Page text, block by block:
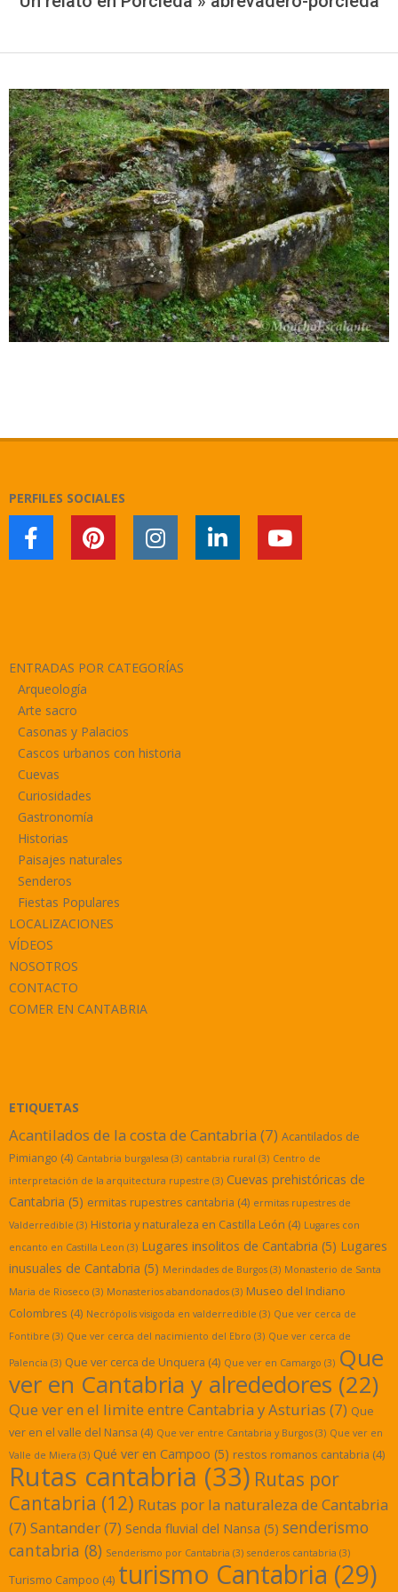
PERFILES SOCIALES
ENTRADAS POR CATEGORÍAS
Arqueología
Arte sacro
Casonas y Palacios
Cascos urbanos con historia
Cuevas
Curiosidades
Gastronomía
Historias
Paisajes naturales
Senderos
Fiestas Populares
LOCALIZACIONES
VÍDEOS
NOSOTROS
CONTACTO
COMER EN CANTABRIA
ETIQUETAS
Acantilados de la costa de Cantabria (7) Acantilados de
Pimiango (4) Cantabria burgalesa (3) cantabria rural (3) Centro de
interpretación de la arquitectura rupestre (3) Cuevas prehistóricas de
Cantabria (5) ermitas rupestres cantabria (4) ermitas rupestres de
Valderredible (3) Historia y naturaleza en Castilla León (4) Lugares con
encanto en Castilla Leon (3) Lugares insolitos de Cantabria (5) Lugares
inusuales de Cantabria (5) Merindades de Burgos (3) Monasterio de Santa
Maria de Rioseco (3) Monasterios abandonados (3) Museo del Indiano
Colombres (4) Necrópolis visigoda en valderredible (3) Que ver cerca de
Fontibre (3) Que ver cerca del nacimiento del Ebro (3) Que ver cerca de
Palencia (3) Que ver cerca de Unquera (4) Que ver en Camargo (3) Que
ver en Cantabria y alrededores (22)
Que ver en el limite entre Cantabria y Asturias (7) Que
ver en el valle del Nansa (4) Que ver entre Cantabria y Burgos (3) Que ver en
Valle de Miera (3) Qué ver en Campoo (5) restos romanos cantabria (4)
Rutas cantabria (33) Rutas por
Cantabria (12) Rutas por la naturaleza de Cantabria
(7) Santander(7) Senda fluvial del Nansa (5) senderismo
cantabria (8) Senderismo por Cantabria (3) senderos cantabria (3)
Turismo Campoo (4) turismo Cantabria (29)